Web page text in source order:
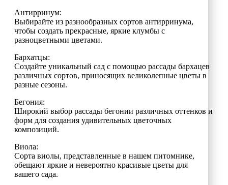
Антирринум:
Выбирайте из разнообразных сортов антирринума,
чтобы создать прекрасные, яркие клумбы с
разноцветными цветами.
Бархатцы:
Создайте уникальный сад с помощью рассады бархацев
различных сортов, приносящих великолепные цветы в
разные сезоны.
Бегония:
Широкий выбор рассады бегонии различных оттенков и
форм для создания удивительных цветочных
композиций.
Виола:
Сорта виолы, представленные в нашем питомнике,
обещают яркие и невероятно красивые цветы для
вашего сада.